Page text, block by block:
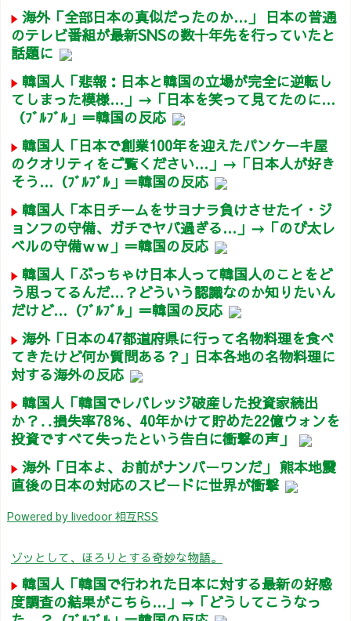
海外「全部日本の真似だったのか…」 日本の普通
のテレビ番組が最新SNSの数十年先を行っていたと
話題に
韓国人「悲報：日本と韓国の立場が完全に逆転し
てしまった模様…」→「日本を笑って見てたのに…
（ﾌﾞﾙﾌﾞﾙ」＝韓国の反応
韓国人「日本で創業100年を迎えたパンケーキ屋
のクオリティをご覧ください…」→「日本人が好き
そう…（ﾌﾞﾙﾌﾞﾙ」＝韓国の反応
韓国人「本日チームをサヨナラ負けさせたイ・ジ
ョンフの守備、ガチでヤバ過ぎる…」→「のび太レ
ベルの守備ｗｗ」＝韓国の反応
韓国人「ぶっちゃけ日本人って韓国人のことをど
う思ってるんだ…？どういう認識なのか知りたいん
だけど…（ﾌﾞﾙﾌﾞﾙ」＝韓国の反応
海外「日本の47都道府県に行って名物料理を食べ
てきたけど何か質問ある？」日本各地の名物料理に
対する海外の反応
韓国人「韓国でレバレッジ破産した投資家続出
か？‥損失率78％、40年かけて貯めた22億ウォンを
投資ですべて失ったという告白に衝撃の声」
海外「日本よ、お前がナンバーワンだ」 熊本地震
直後の日本の対応のスピードに世界が衝撃
Powered by livedoor 相互RSS
ゾッとして、ほろりとする奇妙な物語。
韓国人「韓国で行われた日本に対する最新の好感
度調査の結果がこちら…」→「どうしてこうなっ